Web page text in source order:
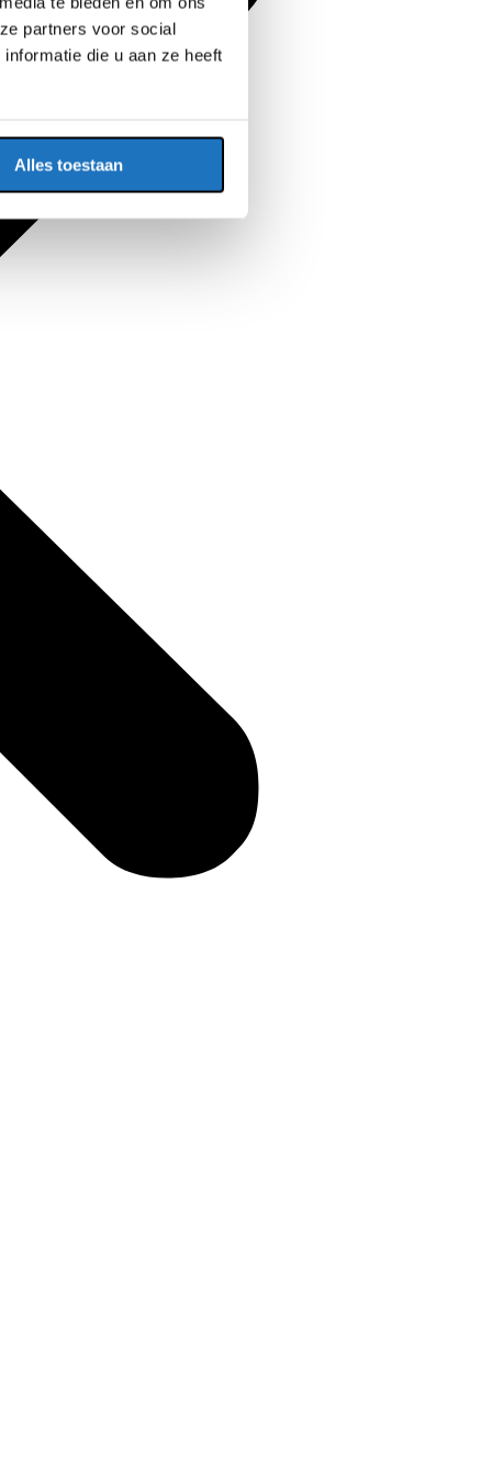
partners voor social
die u aan ze heeft
Alles toestaan